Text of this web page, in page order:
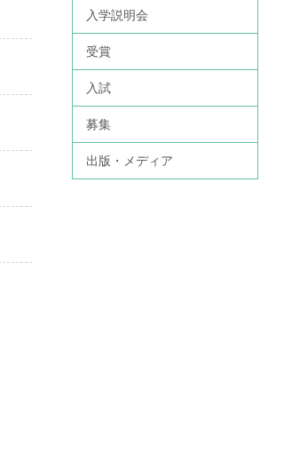
入学説明会
受賞
入試
募集
出版・メディア